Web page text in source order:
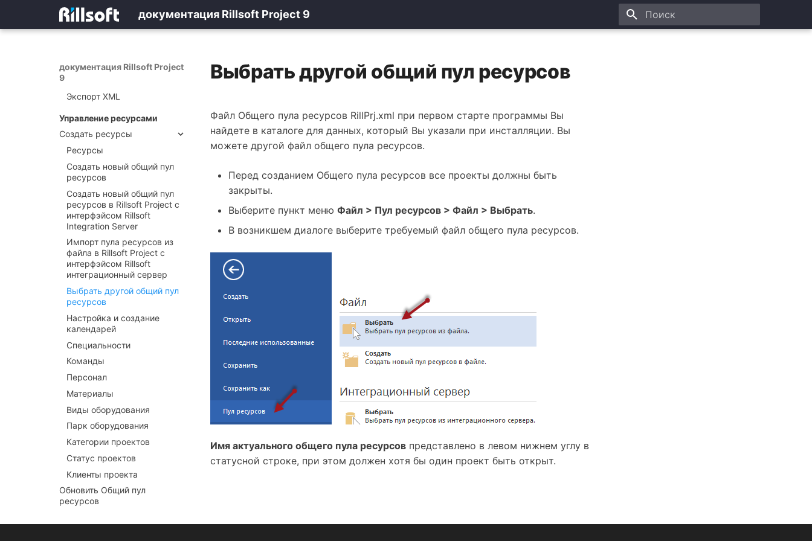
документация Rillsoft Project 9
документация Rillsoft Project
9
Экспорт проекта
Экспорт проекта в MS
Экспорт XML
Управление ресурсами
Создать ресурсы
Ресурсы
Создать новый общий пул
ресурсов
Создать новый общий пул
ресурсов в Rillsoft Project с
интерфэйсом Rillsoft
Integration Server
Импорт пула ресурсов из
файла в Rillsoft Project с
интерфэйсом Rillsoft
интеграционный сервер
Выбрать другой общий пул
ресурсов
Настройка и создание
календарей
Специальности
Команды
Персонал
Материалы
Виды оборудования
Парк оборудования
Категории проектов
Статус проектов
Клиенты проекта
Обновить Общий пул
ресурсов
Выбрать другой общий пул ресурсов
Файл Общего пула ресурсов RillPrj.xml при первом старте программы Вы
найдете в каталоге для данных, который Вы указали при инсталляции. Вы
можете другой файл общего пула ресурсов.
Перед созданием Общего пула ресурсов все проекты должны быть
закрыты.
Выберите пункт меню Файл > Пул ресурсов > Файл > Выбрать.
В возникшем диалоге выберите требуемый файл общего пула ресурсов.
Имя актуального общего пула ресурсов представлено в левом нижнем углу в
статусной строке, при этом должен хотя бы один проект быть открыт.